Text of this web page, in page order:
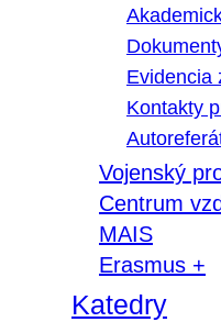
Evidencia
Kontakty
Vojenský
Centrum
MAIS
Erasmus +
Katedry